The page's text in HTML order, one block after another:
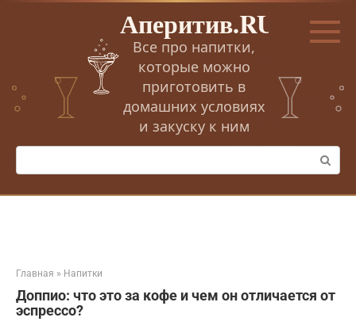
Перейти
Аперитив.RU
Все про напитки,
которые можно
приготовить в
домашних условиях
и закуску к ним
Поиск:
Главная » Напитки
Доппио: что это за кофе и чем он отличается от
эспрессо?